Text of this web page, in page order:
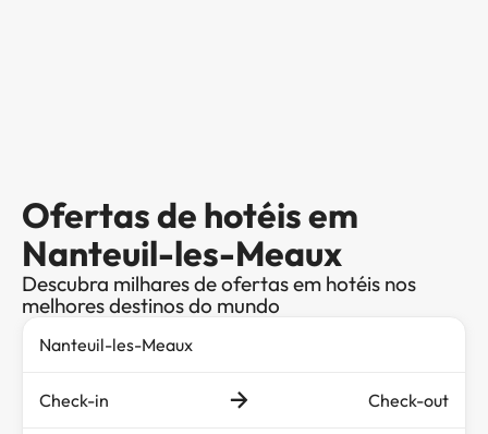
Ofertas de hotéis em
Nanteuil-les-Meaux
Descubra milhares de ofertas em hotéis nos
melhores destinos do mundo
Check-in Check-out